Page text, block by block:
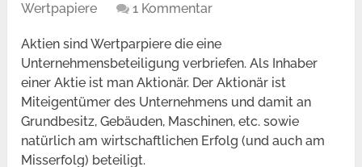
Wertpapiere
1 Kommentar
Aktien sind Wertparpiere die eine
Unternehmensbeteiligung verbriefen. Als Inhaber
einer Aktie ist man Aktionär. Der Aktionär ist
Miteigentümer des Unternehmens und damit an
Grundbesitz, Gebäuden, Maschinen, etc. sowie
natürlich am wirtschaftlichen Erfolg (und auch am
Misserfolg) beteiligt.